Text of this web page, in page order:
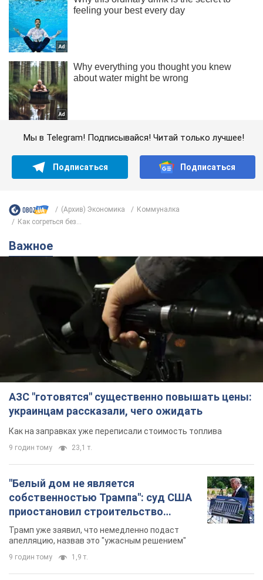
Мы в Telegram! Подписывайся! Читай только лучшее!
Подписаться Подписаться
(Архив) Экономика
Коммуналка
Как согреться без...
Важное
АЗС "готовятся" существенно повышать цены:
украинцам рассказали, чего ожидать
Как на заправках уже переписали стоимость топлива
9 годин тому 23,1 т.
"Белый дом не является
собственностью Трампа": суд США
приостановил строительство
бального зала стоимостью 400 млн
долларов
Трамп уже заявил, что немедленно подаст
апелляцию, назвав это "ужасным решением"
9 годин тому 1,9 т.